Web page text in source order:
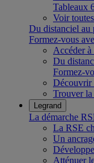
Tableaux
Voir
Du distanciel au
Formez-vous
Accéder
Du
Formez-
Découvrir
Trouver
Legrand
La démarche
La RSE
Un
Atténuer